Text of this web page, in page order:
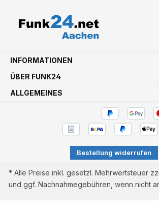
INFORMATIONEN
ÜBER FUNK24
ALLGEMEINES
Bestellung widerrufen
* Alle Preise inkl. gesetzl. Mehrwertsteuer
und ggf. Nachnahmegebühren, wenn nicht